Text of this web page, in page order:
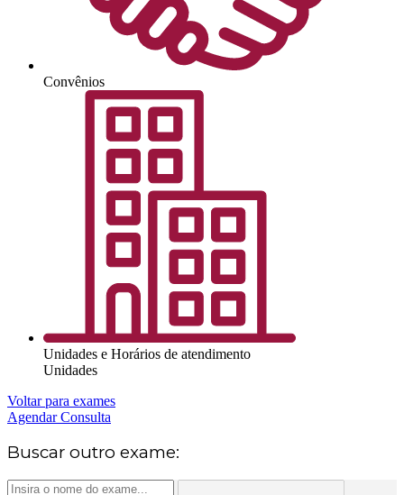
Convênios
Unidades e Horários de atendimento
Unidades
Voltar para exames
Agendar Consulta
Buscar outro exame: